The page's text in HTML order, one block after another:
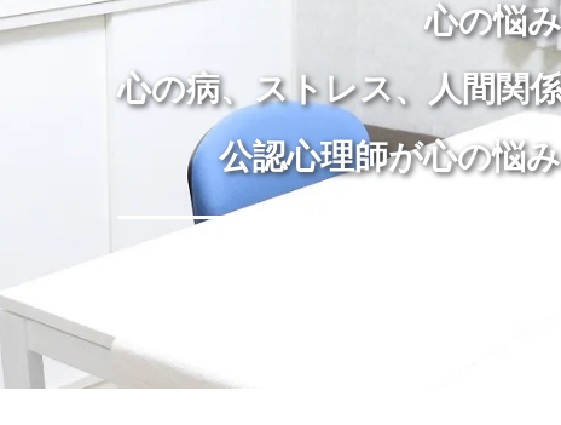
心の悩
心の病、ストレス、人間関
公認心理師が心の悩